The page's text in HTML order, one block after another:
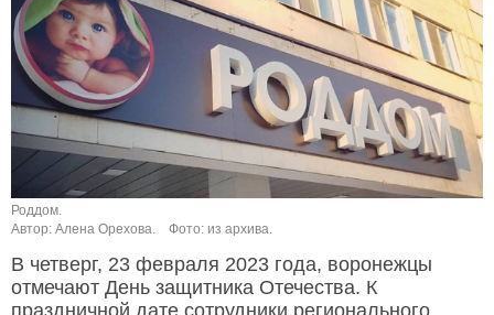
Роддом.
Автор: Алена Орехова.
Фото: из архива.
В четверг, 23 февраля 2023 года, воронежцы
отмечают День защитника Отечества. К